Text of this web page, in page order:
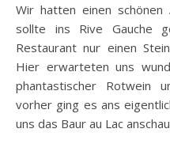
Wir hatten einen
sollte ins Rive Gauche
Restaurant nur einen
Hier erwarteten uns
phantastischer Rotwein
vorher ging es ans
uns das Baur au Lac